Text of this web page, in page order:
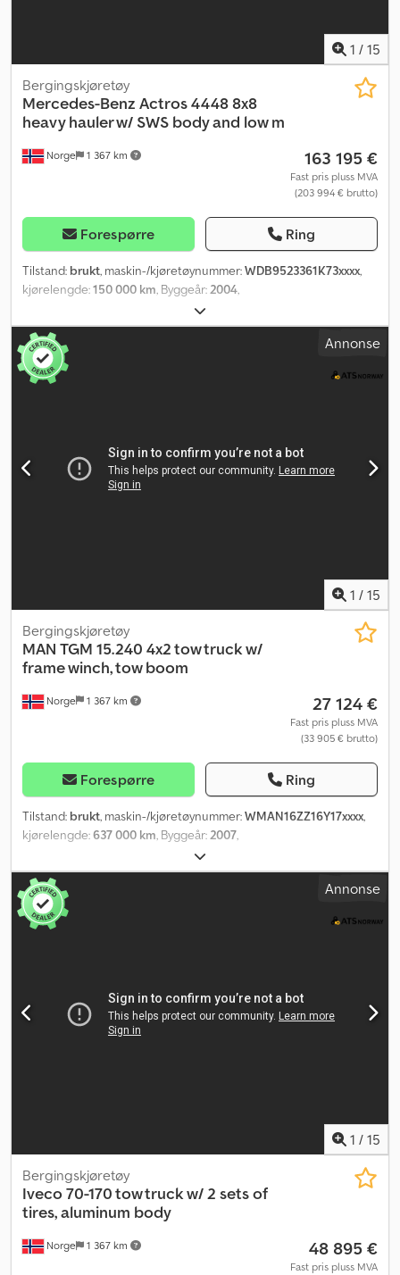
1 / 15
Norge 1 367 km
Bergingskjøretøy
Mercedes-Benz Actros 4448 8x8
heavy hauler w/ SWS body and low m
163 195 €
Fast pris pluss MVA
(203 994 € brutto)
Forespørre Ring
Tilstand: brukt, maskin-/kjøretøynummer:WDB9523361K73xxxx,
kjørelengde:150 000 km, Byggeår:2004,
Annonse
1 / 15
Norge 1 367 km
Bergingskjøretøy
MAN TGM 15.240 4x2 tow truck w/
frame winch, tow boom
27 124 €
Fast pris pluss MVA
(33 905 € brutto)
Forespørre Ring
Tilstand: brukt, maskin-/kjøretøynummer:WMAN16ZZ16Y17xxxx,
kjørelengde:637 000 km, Byggeår:2007,
Annonse
1 / 15
Norge 1 367 km
Bergingskjøretøy
Iveco70-170 tow truck w/ 2 sets of
tires, aluminum body
48 895 €
Fast pris pluss MVA